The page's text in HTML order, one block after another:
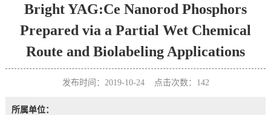
Bright YAG:Ce Nanorod Phosphors
Prepared via a Partial Wet Chemical
Route and Biolabeling Applications
发布时间：2019-10-24 点击次数： 142
所属单位：